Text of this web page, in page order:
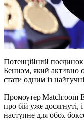
Потенційний
Бенном, який активно
стати одним із
Промоутер Matchroom
про бій уже досягнуті,
наступне для обох